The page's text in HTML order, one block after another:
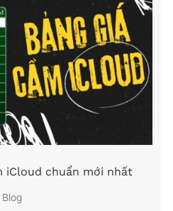
iCloud chuẩn mới nhất
Blog